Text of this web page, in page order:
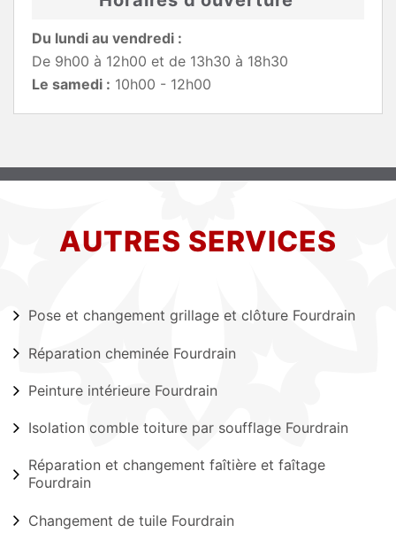
Du lundi au vendredi :
De 9h00 à 12h00 et de 13h30 à 18h30
Le samedi : 10h00 - 12h00
AUTRES SERVICES
Pose et changement grillage et clôture Fourdrain
Réparation cheminée Fourdrain
Peinture intérieure Fourdrain
Isolation comble toiture par soufflage Fourdrain
Réparation et changement faîtière et faîtage
Fourdrain
Changement de tuile Fourdrain